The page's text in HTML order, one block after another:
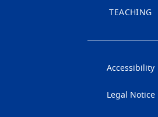
TEACHING
Accessibility
Legal Notice